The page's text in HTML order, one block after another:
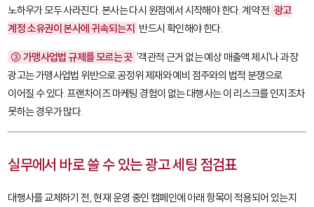
노하우가 모두 사라진다. 본사는 다시 원점에서 시작해야 한다. 계약 전 광고
계정 소유권이 본사에 귀속되는지 반드시 확인해야 한다.
③ 가맹사업법 규제를 모르는 곳 '객관적 근거 없는 예상 매출액 제시'나 과장
광고는 가맹사업법 위반으로 공정위 제재와 예비 점주와의 법적 분쟁으로
이어질 수 있다. 프랜차이즈 마케팅 경험이 없는 대행사는 이 리스크를 인지조차
못하는 경우가 많다.
실무에서 바로 쓸 수 있는 광고 세팅 점검표
대행사를 교체하기 전, 현재 운영 중인 캠페인에 아래 항목이 적용되어 있는지